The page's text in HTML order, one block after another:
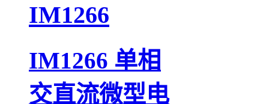
IM1266
IM1266 单相
交直流微型电